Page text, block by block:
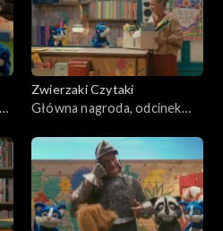
Zwierzaki Czytaki
Główna nagroda, odcinek